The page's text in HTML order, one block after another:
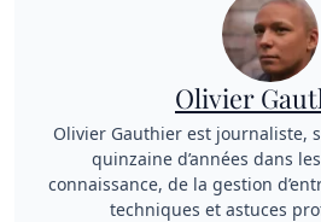
Olivier
Olivier Gauthier est journaliste,
quinzaine d’années dans
connaissance, de la gestion
techniques et astuces